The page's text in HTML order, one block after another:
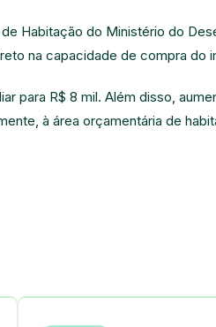
Habitação do Ministério do
na capacidade de compra do
para R$ 8 mil. Além disso,
à área orçamentária de